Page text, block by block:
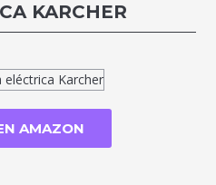
KARCHER
AMAZON